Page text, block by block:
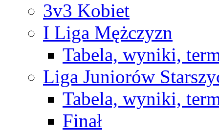
3v3 Kobiet
I Liga Mężczyzn
Tabela, wyniki,
Liga Juniorów
Tabela, wyniki,
Finał